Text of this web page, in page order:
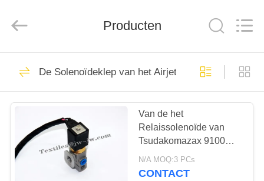
THUIS
PRODUCTEN
OVER
ONS
Export
Co.,Ltd.
wevend
236
Producten
De Solenoïdeklep van het Airjetweefgetouw
Van de het
Relaissolenoïde van
Tsudakomazax 9100
Weefgetouwen van het
de Kleppen Wevende
N/A MOQ:3 PCs
CONTACT